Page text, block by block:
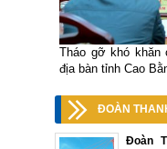
Tháo gỡ khó khăn
địa bàn tỉnh Cao
ĐOÀN
Đoàn